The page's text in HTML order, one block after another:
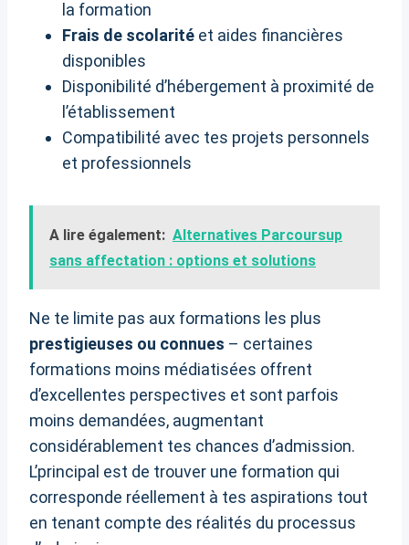
la formation
Frais de scolarité et aides financières
disponibles
Disponibilité d’hébergement à proximité de
l’établissement
Compatibilité avec tes projets personnels
et professionnels
A lire également: Alternatives Parcoursup
sans affectation : options et solutions
Ne te limite pas aux formations les plus
prestigieuses ou connues – certaines
formations moins médiatisées offrent
d’excellentes perspectives et sont parfois
moins demandées, augmentant
considérablement tes chances d’admission.
L’principal est de trouver une formation qui
corresponde réellement à tes aspirations tout
en tenant compte des réalités du processus